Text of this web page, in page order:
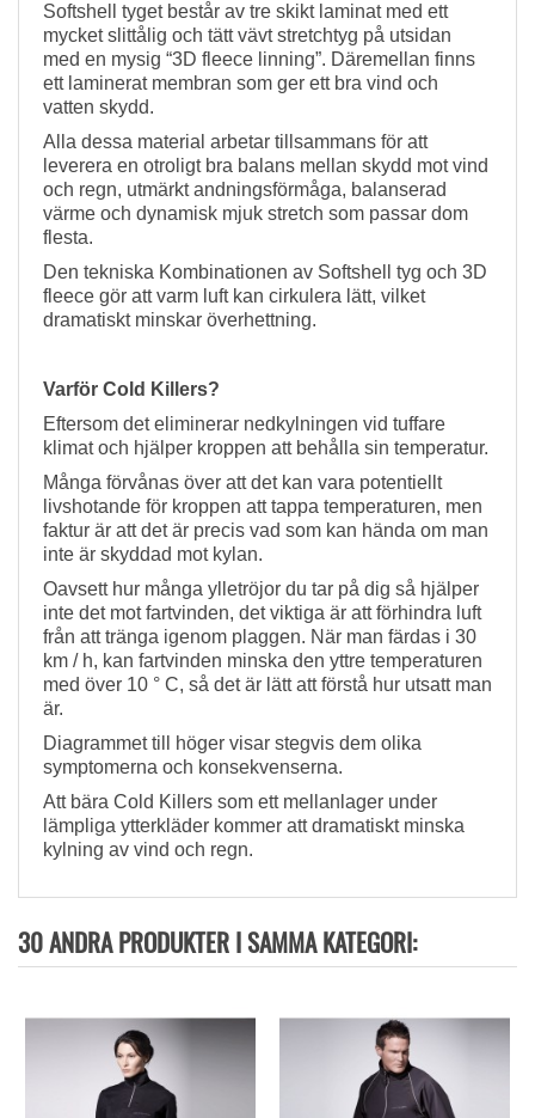
Softshell tyget består av tre skikt laminat med ett
mycket slittålig och tätt vävt stretchtyg på utsidan
med en mysig “3D fleece linning”. Däremellan finns
ett laminerat membran som ger ett bra vind och
vatten skydd.
Alla dessa material arbetar tillsammans för att
leverera en otroligt bra balans mellan skydd mot vind
och regn, utmärkt andningsförmåga, balanserad
värme och dynamisk mjuk stretch som passar dom
flesta.
Den tekniska Kombinationen av Softshell tyg och 3D
fleece gör att varm luft kan cirkulera lätt, vilket
dramatiskt minskar överhettning.
Varför Cold Killers?
Eftersom det eliminerar nedkylningen vid tuffare
klimat och hjälper kroppen att behålla sin temperatur.
Många förvånas över att det kan vara potentiellt
livshotande för kroppen att tappa temperaturen, men
faktur är att det är precis vad som kan hända om man
inte är skyddad mot kylan.
Oavsett hur många ylletröjor du tar på dig så hjälper
inte det mot fartvinden, det viktiga är att förhindra luft
från att tränga igenom plaggen. När man färdas i 30
km / h, kan fartvinden minska den yttre temperaturen
med över 10 ° C, så det är lätt att förstå hur utsatt man
är.
Diagrammet till höger visar stegvis dem olika
symptomerna och konsekvenserna.
Att bära Cold Killers som ett mellanlager under
lämpliga ytterkläder kommer att dramatiskt minska
kylning av vind och regn.
30 ANDRA PRODUKTER I SAMMA KATEGORI: